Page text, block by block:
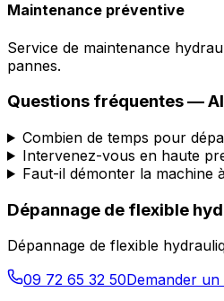
Maintenance préventive
Service de maintenance
pannes.
Questions fréquentes —
Combien de temps pour
Intervenez-vous en haute
Faut-il démonter la machine
Dépannage de flexible
Dépannage de flexible
09 72 65 32 50Demander